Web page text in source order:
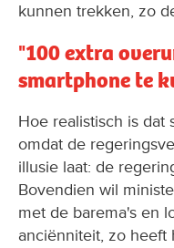
kunnen trekken, zo
"100 extra
smartphone te
Hoe realistisch is dat
omdat de
illusie laat: de
Bovendien wil
met de barema's en
anciënniteit, zo